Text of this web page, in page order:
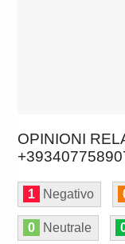
OPINIONI
1 Negativo
0 Neutrale